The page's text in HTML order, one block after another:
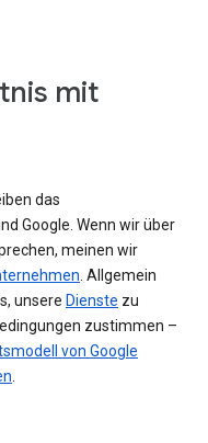
mit
das
Google. Wenn wir über
meinen wir
. Allgemein
unsere Dienste zu
zustimmen –
von Google